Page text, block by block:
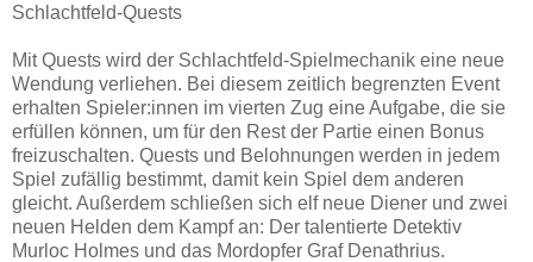
Schlachtfeld-Quests
Mit Quests wird der Schlachtfeld-Spielmechanik eine neue
Wendung verliehen. Bei diesem zeitlich begrenzten Event
erhalten Spieler:innen im vierten Zug eine Aufgabe, die sie
erfüllen können, um für den Rest der Partie einen Bonus
freizuschalten. Quests und Belohnungen werden in jedem
Spiel zufällig bestimmt, damit kein Spiel dem anderen
gleicht. Außerdem schließen sich elf neue Diener und zwei
neuen Helden dem Kampf an: Der talentierte Detektiv
Murloc Holmes und das Mordopfer Graf Denathrius.